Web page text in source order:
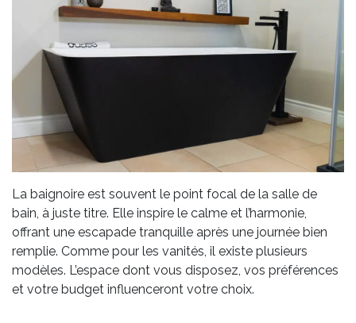
La baignoire est souvent le point focal de la salle de
bain, à juste titre. Elle inspire le calme et l’harmonie,
offrant une escapade tranquille après une journée bien
remplie. Comme pour les vanités, il existe plusieurs
modèles. L’espace dont vous disposez, vos préférences
et votre budget influenceront votre choix.